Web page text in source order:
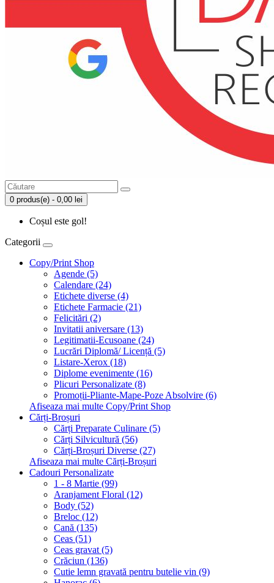
0 produs(e) - 0,00 lei
Coșul este gol!
Categorii
Copy/Print Shop
Agende (5)
Calendare (24)
Etichete diverse (4)
Etichete Farmacie (21)
Felicitări (2)
Invitatii aniversare (13)
Legitimatii-Ecusoane (24)
Lucrări Diplomă/ Licență (5)
Listare-Xerox (18)
Diplome evenimente (16)
Plicuri Personalizate (8)
Promoții-Pliante-Mape-Poze Absolvire (6)
Afiseaza mai multe Copy/Print Shop
Cărți-Broșuri
Cărți Preparate Culinare (5)
Cărți Silvicultură (56)
Cărți-Broșuri Diverse (27)
Afiseaza mai multe Cărți-Broșuri
Cadouri Personalizate
1 - 8 Martie (99)
Aranjament Floral (12)
Body (52)
Breloc (12)
Cană (135)
Ceas (51)
Ceas gravat (5)
Crăciun (136)
Cutie lemn gravată pentru butelie vin (9)